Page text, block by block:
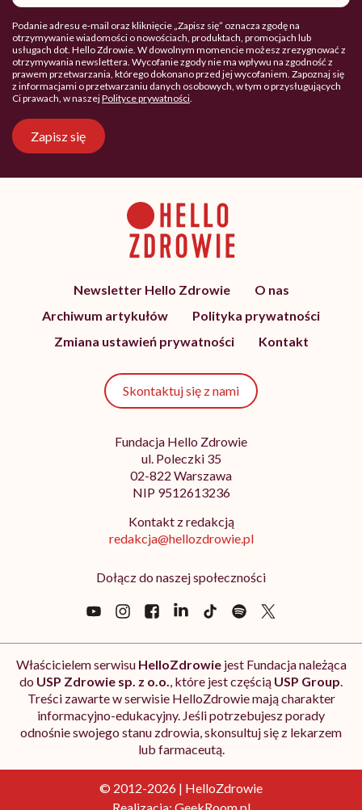
Podanie adresu e-mail oraz kliknięcie „Zapisz się” oznacza zgodę na
otrzymywanie wiadomości o nowościach, produktach, promocjach lub
usługach dot. Hello Zdrowie. W dowolnym momencie możesz zrezygnować z
otrzymywania newslettera. Wycofanie zgody nie ma wpływu na zgodność z
prawem przetwarzania, którego dokonano przed jej wycofaniem. Zapoznaj się
z informacjami o przetwarzaniu danych osobowych, w tym o przysługujących
Ci prawach, w naszejPolityce prywatności.
Zapisz się
Newsletter Hello Zdrowie
O nas
Archiwum artykułów
Polityka prywatności
Zmiana ustawień prywatności
Kontakt
Skontaktuj się z nami
Fundacja Hello Zdrowie
ul. Poleczki 35
02-822 Warszawa
NIP 9512613236
Kontakt z redakcją
redakcja@hellozdrowie.pl
Dołącz do naszej społeczności
Właścicielem serwisu HelloZdrowiejest Fundacja należąca
do USP Zdrowie sp. z o.o., które jest częścią USP Group.
Treści zawarte w serwisie HelloZdrowie mają charakter
informacyjno-edukacyjny. Jeśli potrzebujesz porady
odnośnie swojego stanu zdrowia, skonsultuj się z lekarzem
lub farmaceutą.
© 2012-2026 | HelloZdrowie